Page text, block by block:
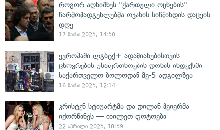
როგორ აღნიშნეს "ქართული ოცნების"
წარმომადგენლებმა ოჯახის სიწმინდის დაცვის
დღე
17 მაისი 2025, 14:50
ევროპაში ლგბტქ+ ადამიანებისთვის
ცხოვრების უსაფრთხოების დონის ინდექსში
საქართველო ბოლოდან მე-5 ადგილზეა
16 მაისი 2025, 12:14
კრისტენ სტიუარტმა და დილან მეიერმა
იქორწინეს — იხილეთ ფოტოები
22 აპრილი 2025, 18:59